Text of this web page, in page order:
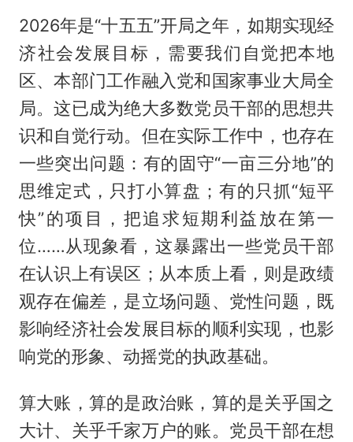
2026年是“十五五”开局之年，如期实现经
济社会发展目标，需要我们自觉把本地
区、本部门工作融入党和国家事业大局全
局。这已成为绝大多数党员干部的思想共
识和自觉行动。但在实际工作中，也存在
一些突出问题：有的固守“一亩三分地”的
思维定式，只打小算盘；有的只抓“短平
快”的项目，把追求短期利益放在第一
位……从现象看，这暴露出一些党员干部
在认识上有误区；从本质上看，则是政绩
观存在偏差，是立场问题、党性问题，既
影响经济社会发展目标的顺利实现，也影
响党的形象、动摇党的执政基础。
算大账，算的是政治账，算的是关乎国之
大计、关乎千家万户的账。党员干部在想